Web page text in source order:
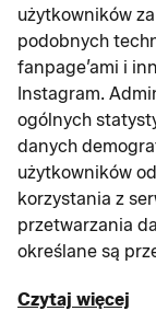
użytkowników
podobnych
fanpage’ami i
Instagram.
ogólnych
danych
użytkowników
korzystania z
przetwarzania
określane są
Czytaj więcej